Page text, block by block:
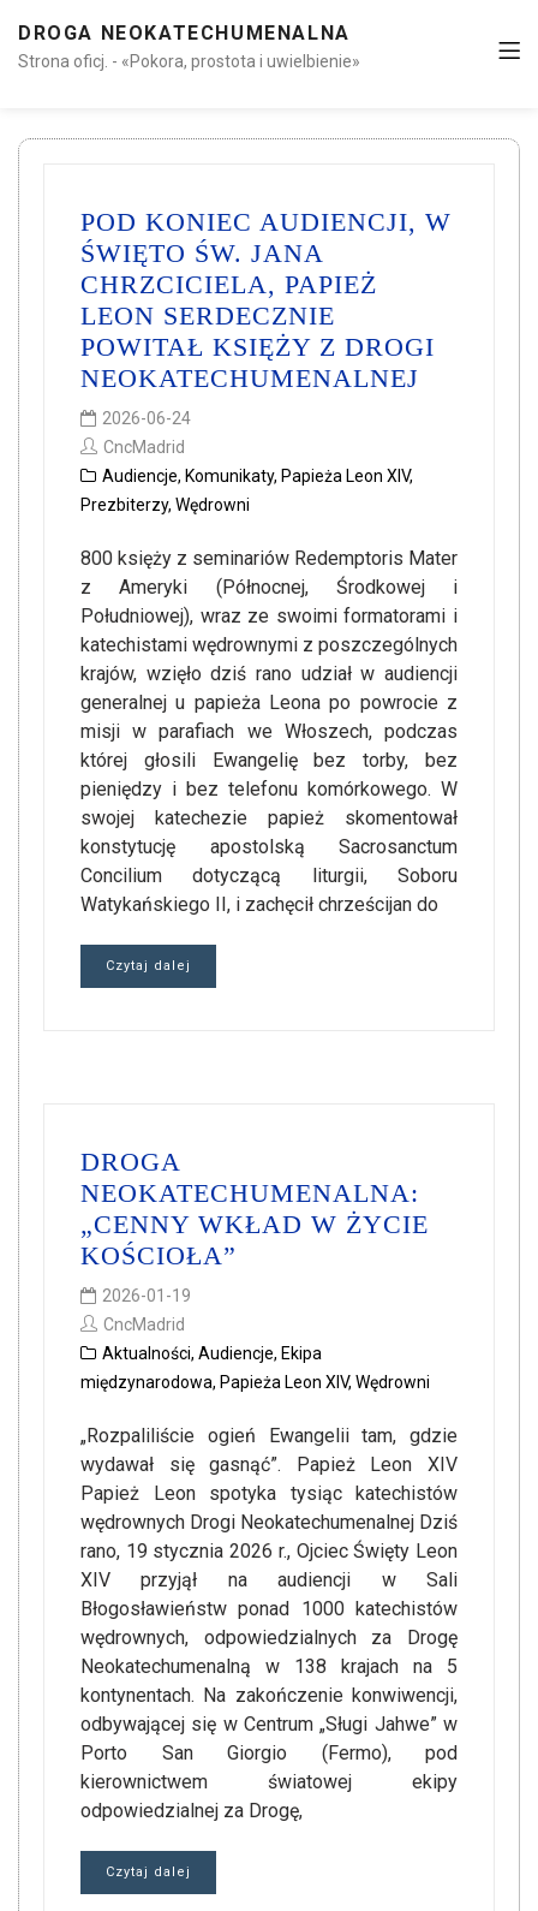
DROGA NEOKATECHUMENALNA
Strona oficj. - «Pokora, prostota i uwielbienie»
POD KONIEC AUDIENCJI, W
ŚWIĘTO ŚW. JANA
CHRZCICIELA, PAPIEŻ
LEON SERDECZNIE
POWITAŁ KSIĘŻY Z DROGI
NEOKATECHUMENALNEJ
2026-06-24
CncMadrid
Audiencje, Komunikaty, Papieża Leon XIV,
Prezbiterzy, Wędrowni
800 księży z seminariów Redemptoris Mater
z Ameryki (Północnej, Środkowej i
Południowej), wraz ze swoimi formatorami i
katechistami wędrownymi z poszczególnych
krajów, wzięło dziś rano udział w audiencji
generalnej u papieża Leona po powrocie z
misji w parafiach we Włoszech, podczas
której głosili Ewangelię bez torby, bez
pieniędzy i bez telefonu komórkowego. W
swojej katechezie papież skomentował
konstytucję apostolską Sacrosanctum
Concilium dotyczącą liturgii, Soboru
Watykańskiego II, i zachęcił chrześcijan do
Czytaj dalej
DROGA
NEOKATECHUMENALNA:
„CENNY WKŁAD W ŻYCIE
KOŚCIOŁA”
2026-01-19
CncMadrid
Aktualności, Audiencje, Ekipa
międzynarodowa, Papieża Leon XIV, Wędrowni
„Rozpaliliście ogień Ewangelii tam, gdzie
wydawał się gasnąć”. Papież Leon XIV
Papież Leon spotyka tysiąc katechistów
wędrownych Drogi Neokatechumenalnej Dziś
rano, 19 stycznia 2026 r., Ojciec Święty Leon
XIV przyjął na audiencji w Sali
Błogosławieństw ponad 1000 katechistów
wędrownych, odpowiedzialnych za Drogę
Neokatechumenalną w 138 krajach na 5
kontynentach. Na zakończenie konwiwencji,
odbywającej się w Centrum „Sługi Jahwe” w
Porto San Giorgio (Fermo), pod
kierownictwem światowej ekipy
odpowiedzialnej za Drogę,
Czytaj dalej